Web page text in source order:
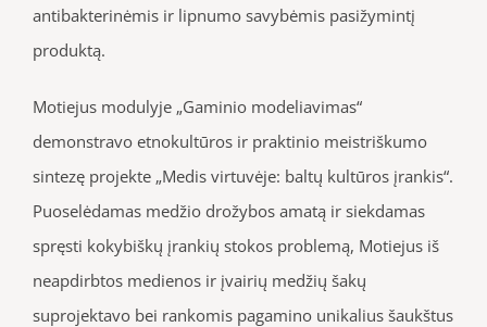
antibakterinėmis ir lipnumo savybėmis pasižymintį
produktą.
Motiejus modulyje „Gaminio modeliavimas“
demonstravo etnokultūros ir praktinio meistriškumo
sintezę projekte „Medis virtuvėje: baltų kultūros įrankis“.
Puoselėdamas medžio drožybos amatą ir siekdamas
spręsti kokybiškų įrankių stokos problemą, Motiejus iš
neapdirbtos medienos ir įvairių medžių šakų
suprojektavo bei rankomis pagamino unikalius šaukštus